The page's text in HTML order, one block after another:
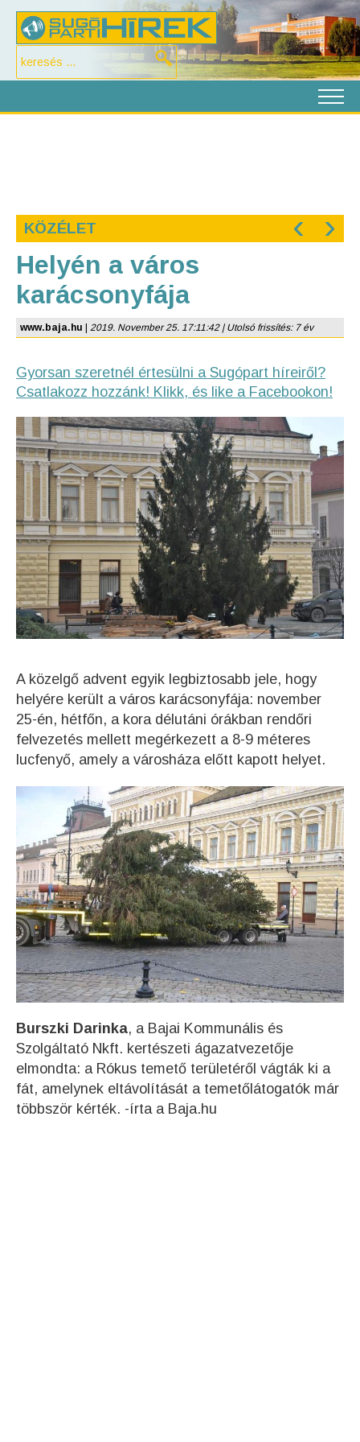
KÖZÉLET ‹ ›
Helyén a város
karácsonyfája
www.baja.hu 2019. November 25. 17:11:42 | Utolsó frissítés: 7 év
Gyorsan szeretnél értesülni a Sugópart híreiről?
Csatlakozz hozzánk! Klikk, és like a Facebookon!
A közelgő advent egyik legbiztosabb jele, hogy
helyére került a város karácsonyfája: november
25-én, hétfőn, a kora délutáni órákban rendőri
felvezetés mellett megérkezett a 8-9 méteres
lucfenyő, amely a városháza előtt kapott helyet.
Burszki Darinka, a Bajai Kommunális és
Szolgáltató Nkft. kertészeti ágazatvezetője
elmondta: a Rókus temető területéről vágták ki a
fát, amelynek eltávolítását a temetőlátogatók már
többször kérték. -írta a Baja.hu